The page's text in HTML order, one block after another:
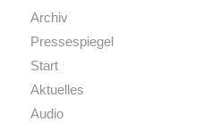
Archiv
Pressespiegel
Start
Aktuelles
Audio